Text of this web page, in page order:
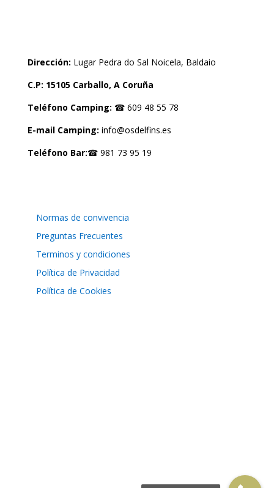
Dirección: Lugar Pedra do Sal Noicela, Baldaio
C.P: 15105 Carballo, A Coruña
Teléfono Camping: ☎ 609 48 55 78
E-mail Camping: info@osdelfins.es
Teléfono Bar:☎ 981 73 95 19
Normas de convivencia
Preguntas Frecuentes
Terminos y condiciones
Política de Privacidad
Política de Cookies